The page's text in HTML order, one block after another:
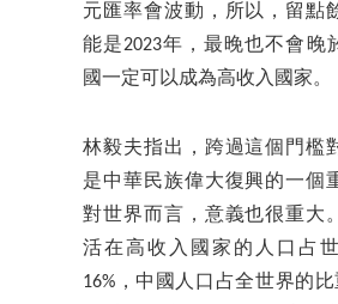
元匯率會波動，所以，留點
能是2023年，最晚也不會晚
國一定可以成為高收入國家。
林毅夫指出，跨過這個門檻
是中華民族偉大復興的一個
對世界而言，意義也很重大
活在高收入國家的人口占
16%，中國人口占全世界的比